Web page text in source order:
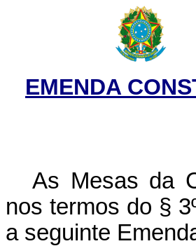
EMENDA
As Mesas da
nos termos do §
a seguinte